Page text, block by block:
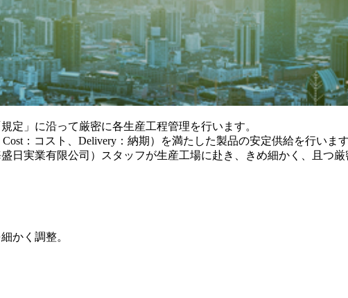
定」に沿って厳密に各生産工程管理を行います。
：コスト、Delivery：納期）を満たした製品の安定供給を行います
日実業有限公司）スタッフが生産工場に赴き、きめ細かく、且つ厳
かく調整。